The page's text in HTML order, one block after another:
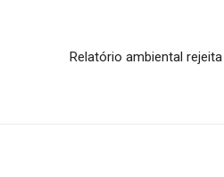
Relatório ambiental